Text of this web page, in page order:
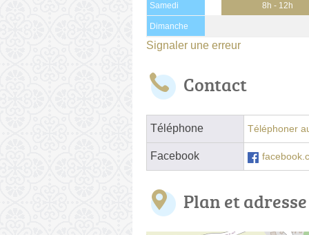
Samedi 8h - 12h
Dimanche
Signaler une erreur
Contact
Téléphone Téléphoner
Facebook
Plan et adresse